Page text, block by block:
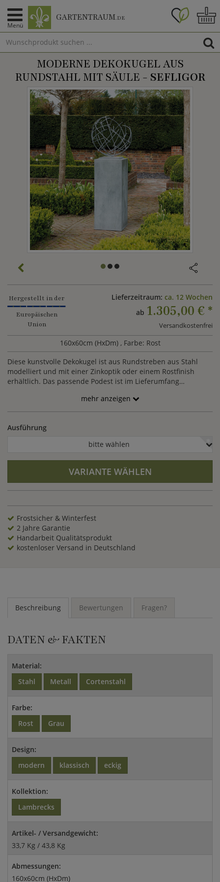
Menü
GARTENTRAUM.DE
MODERNE DEKOKUGEL AUS
RUNDSTAHL MIT SÄULE - SEFLIGOR
Hergestellt in der
Europäischen
Union
Lieferzeitraum: ca. 12 Wochen
ab 1.305,00 € *
Versandkostenfrei
160x60cm (HxDm) , Farbe: Rost
Diese kunstvolle Dekokugel ist aus Rundstreben aus Stahl
modelliert und mit einer Zinkoptik oder einem Rostfinish
erhältlich. Das passende Podest ist im Lieferumfang
mehr anzeigen
Ausführung
bitte wählen
VARIANTE WÄHLEN
Frostsicher & Winterfest
2 Jahre Garantie
Handarbeit Qualitätsprodukt
kostenloser Versand in Deutschland
Beschreibung Bewertungen Fragen?
DATEN & FAKTEN
Material:
Stahl
Metall Cortenstahl
Farbe:
Rost
Grau
Design:
modern
klassisch eckig
Kollektion:
Lambrecks
Artikel- / Versandgewicht:
33,7 Kg / 43,8 Kg
Abmessungen:
160x60cm (HxDm)